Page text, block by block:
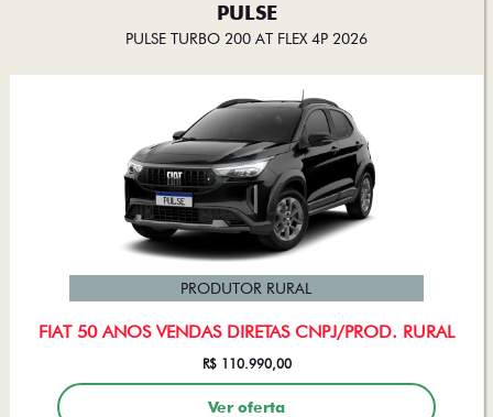
PULSE
PULSE TURBO 200 AT FLEX 4P 2026
FIAT 50 ANOS VENDAS DIRETAS CNPJ/PROD. RURAL
PRODUTOR RURAL
R$ 110.990,00
Ver oferta